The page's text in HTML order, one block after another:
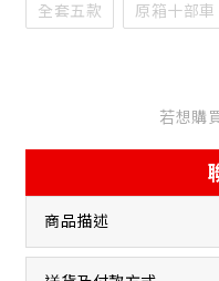
全套五款 原箱十部車
若想購
商品描述